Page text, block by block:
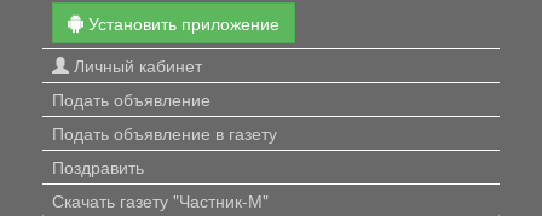
Установить приложение
Личный кабинет
Подать объявление
Подать объявление в газету
Поздравить
Скачать газету "Частник-М"